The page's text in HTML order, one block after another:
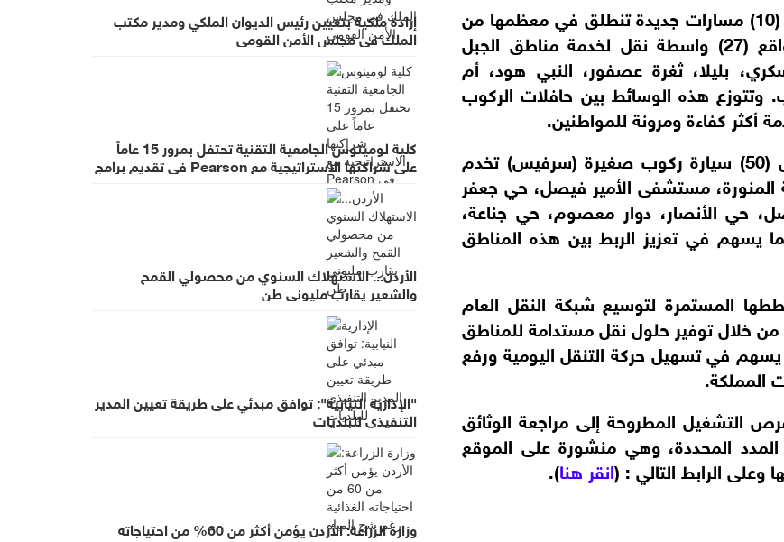
أما في محافظة جرش، فيتضمن الطرح تشغيل (10) مسارات جديدة تنطلق في معظمها من
مركز انطلاق ووصول جرش الجديد، وذلك بواقع (27) واسطة نقل لخدمة مناطق الجبل
بليلا، ثغرة عصفور، النبي هود، أم
هذه الوسائط بين حافلات الركوب
أكثر كفاءة ومرونة للمواطنين.
وفي محافظة الزرقاء، ستُقدَّم الخدمة من خلال (50) سيارة ركوب صغيرة (سرفيس) تخدم
المنورة، مستشفى الأمير فيصل، حي جعفر
حي الأنصار، دوار معصوم، حي جناعة،
يسهم في تعزيز الربط بين هذه المناطق
المستمرة لتوسيع شبكة النقل العام
خلال توفير حلول نقل مستدامة للمناطق
يسهم في تسهيل حركة التنقل اليومية ورفع
المملكة.
التشغيل المطروحة إلى مراجعة الوثائق
المحددة، وهي منشورة على الموقع
وعلى الرابط التالي : (انقر هنا).
إرادة ملكية بتعيين رئيس الديوان الملكي ومدير مكتب
الملك في مجلس الأمن القومي
كلية لومينوس الجامعية التقنية تحتفل بمرور 15 عاماً
على شراكتها الاستراتيجية مع Pearson في تقديم برامج
BTEC
الأردن... الاستهلاك السنوي من محصولي القمح
والشعير يقارب مليوني طن
"الإدارية النيابية": توافق مبدئي على طريقة تعيين المدير
التنفيذي للبلديات
وزارة الزراعة: الأردن يؤمن أكثر من 60% من احتياجاته